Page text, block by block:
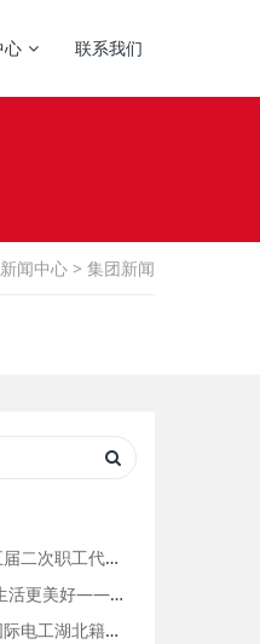
心 联系我们
新闻中心 > 集团新闻
杭州德力西集团五届二次职工代表大会暨工会代表大会及2017杭
与德力西同行,让生活更美好——杭州德力西举行毅行活动
利川市领导慰问国际电工湖北籍员工